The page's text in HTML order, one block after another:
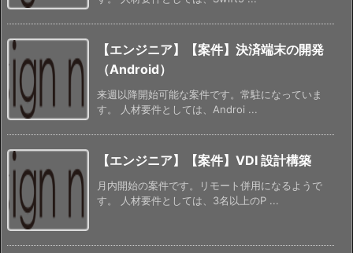
【エンジニア】【案件】決済端末の開発
（Android）
来週以降開始可能な案件です。常駐になっていま
す。 人材要件としては、Androi ...
【エンジニア】【案件】VDI 設計構築
月内開始の案件です。リモート併用になるようで
す。 人材要件としては、3名以上のP ...